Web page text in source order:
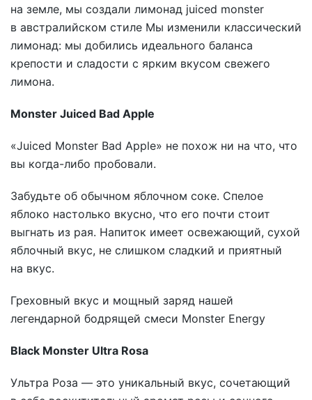
на земле, мы создали лимонад juiced monster
в австралийском стиле Мы изменили классический
лимонад: мы добились идеального баланса
крепости и сладости с ярким вкусом свежего
лимона.
Monster Juiced Bad Apple
«Juiced Monster Bad Apple» не похож ни на что, что
вы когда-либо пробовали.
Забудьте об обычном яблочном соке. Спелое
яблоко настолько вкусно, что его почти стоит
выгнать из рая. Напиток имеет освежающий, сухой
яблочный вкус, не слишком сладкий и приятный
на вкус.
Греховный вкус и мощный заряд нашей
легендарной бодрящей смеси Monster Energy
Black Monster Ultra Rosa
Ультра Роза — это уникальный вкус, сочетающий